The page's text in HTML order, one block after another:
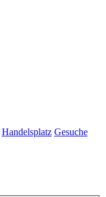
Handelsplatz Gesuche